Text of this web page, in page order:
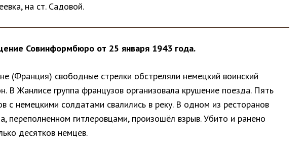
на ст. Садовой.
Совинформбюро от 25 января 1943 года.
(Франция) свободные стрелки обстреляли немецкий воинский
В Жанлисе группа французов организовала крушение поезда. Пять
с немецкими солдатами свалились в реку. В одном из ресторанов
переполненном гитлеровцами, произошёл взрыв. Убито и ранено
десятков немцев.